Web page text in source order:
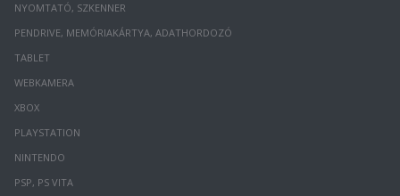
NYOMTATÓ, SZKENNER
PENDRIVE, MEMÓRIAKÁRTYA, ADATHORDOZÓ
TABLET
WEBKAMERA
XBOX
PLAYSTATION
NINTENDO
PSP, PS VITA